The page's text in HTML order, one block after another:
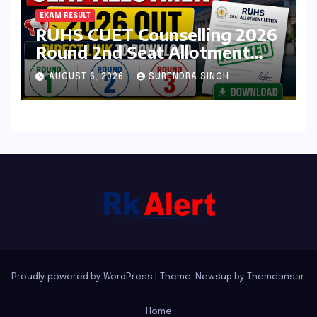
EXAM RESULT
RUHS CUET Counselling 2026
Round 2nd Seat Allotment
Result Out : Download
College Allotment Letter,
College Reporting Begins
AUGUST 6, 2026 SURENDRA SINGH
Proudly powered by WordPress Theme: Newsup by Themeansar.
Home